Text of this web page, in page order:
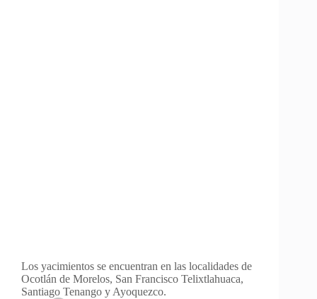
Los yacimientos se encuentran en las localidades de
Ocotlán de Morelos, San Francisco Telixtlahuaca,
Santiago Tenango y Ayoquezco.